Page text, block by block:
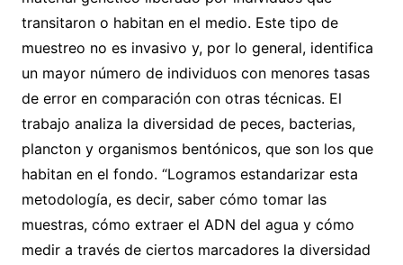
transitaron o habitan en el medio. Este tipo de
muestreo no es invasivo y, por lo general, identifica
un mayor número de individuos con menores tasas
de error en comparación con otras técnicas. El
trabajo analiza la diversidad de peces, bacterias,
plancton y organismos bentónicos, que son los que
habitan en el fondo. “Logramos estandarizar esta
metodología, es decir, saber cómo tomar las
muestras, cómo extraer el ADN del agua y cómo
medir a través de ciertos marcadores la diversidad